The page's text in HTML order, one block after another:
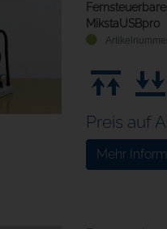
MikstaUSBpro
Preis auf
Mehr